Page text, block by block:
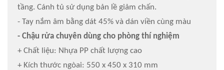
tầng. Cánh tủ sử dụng bản lề giảm chấn.
- Tay nắm âm bằng dát 45% và dán viền cùng màu
- Chậu rửa chuyên dùng cho phòng thí nghiệm
+ Chất liệu: Nhựa PP chất lượng cao
+ Kích thước ngòai: 550 x 450 x 310 mm